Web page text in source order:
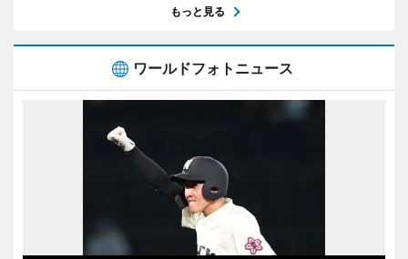
もっと見る
ワールドフォトニュース